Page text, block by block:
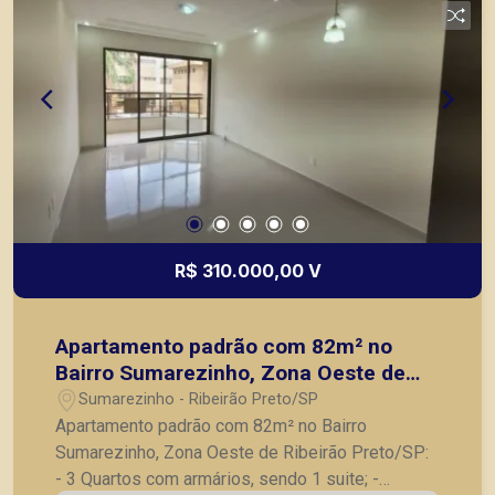
R$ 310.000,00 V
Apartamento padrão com 82m² no
Bairro Sumarezinho, Zona Oeste de
Ribeirão Preto/SP:
Sumarezinho - Ribeirão Preto/SP
Apartamento padrão com 82m² no Bairro
Sumarezinho, Zona Oeste de Ribeirão Preto/SP:
- 3 Quartos com armários, sendo 1 suite; -